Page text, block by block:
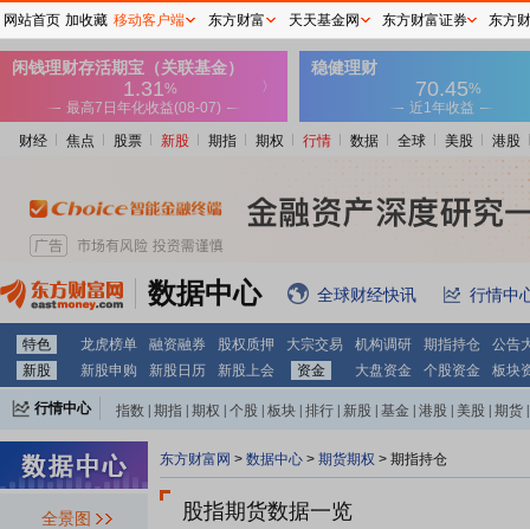
财经 焦点 股票 新股 期指 期权 行情 数据 全球 美股 港股
数据中心 全球财经快讯 行情中
特色 龙虎榜单 融资融券 股权质押 大宗交易 机构调研 期指持仓
公告
新股
新股申购 新股日历 新股上会 资金 大盘资金 个股资金 板块
行情中心 指数 期指 期权 个股 板块 排行 新股 基金 港股 美股 期货
全景图
东方财富网 > 数据中心 > 期货期权 > 期指持仓
股指期货数据一览
网站首页 加收藏 移动客户端 东方财富 天天基金网 东方财富证券 东方